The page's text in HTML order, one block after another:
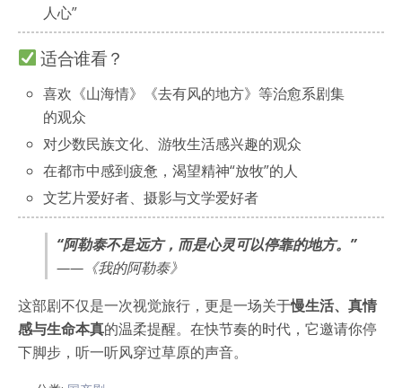
人心”
适合谁看？
喜欢《山海情》《去有风的地方》等治愈系剧集
的观众
对少数民族文化、游牧生活感兴趣的观众
在都市中感到疲惫，渴望精神“放牧”的人
文艺片爱好者、摄影与文学爱好者
“阿勒泰不是远方，而是心灵可以停靠的地方。”
——《我的阿勒泰》
这部剧不仅是一次视觉旅行，更是一场关于慢生活、真情
感与生命本真的温柔提醒。在快节奏的时代，它邀请你停
下脚步，听一听风穿过草原的声音。